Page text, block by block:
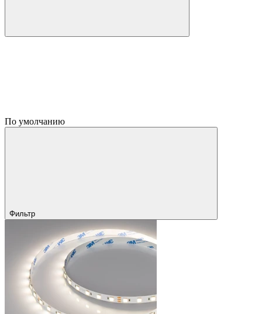
По умолчанию
Фильтр